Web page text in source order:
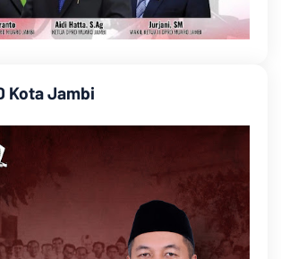
Kota Jambi